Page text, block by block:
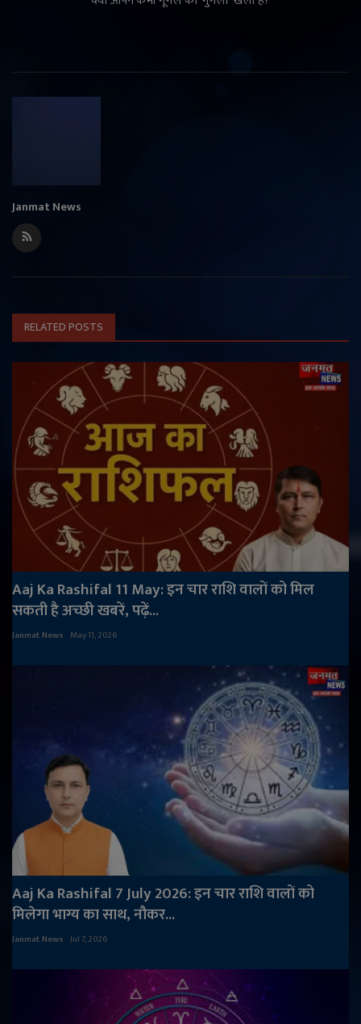
Janmat News
RELATED POSTS
Aaj Ka Rashifal 11 May: इन चार राशि वालों को मिल
सकती है अच्छी खबरें, पढ़ें...
Janmat News May 11, 2026
Aaj Ka Rashifal 7 July 2026: इन चार राशि वालों को
मिलेगा भाग्य का साथ, नौकर...
Janmat News Jul 7, 2026